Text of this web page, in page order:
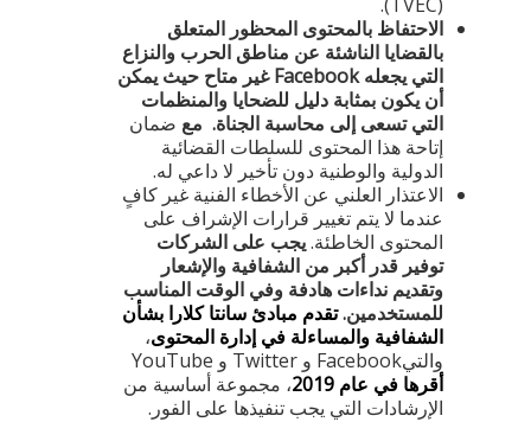
الاحتفاظ بالمحتوى المحظور المتعلق
بالقضايا الناشئة عن مناطق الحرب والنزاع
التي يجعله Facebook غير متاح حيث يمكن
أن يكون بمثابة دليل للضحايا والمنظمات
التي تسعى إلى محاسبة الجناة. مع ضمان
إتاحة هذا المحتوى للسلطات القضائية
الدولية والوطنية دون تأخير لا داعي له.
الاعتذار العلني عن الأخطاء الفنية غير كافٍ
عندما لا يتم تغيير قرارات الإشراف على
المحتوى الخاطئة.يجب على الشركات
توفير قدر أكبر من الشفافية والإشعار
وتقديم نداءات هادفة وفي الوقت المناسب
للمستخدمين.تقدم مبادئ سانتا كلارا بشأن
الشفافية والمساءلة في إدارة المحتوى،
والتيFacebook و Twitter و YouTube
أقرها في عام 2019
، مجموعة أساسية من
الإرشادات التي يجب تنفيذها على الفور.